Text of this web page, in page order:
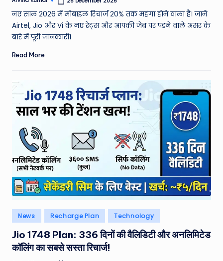
Posted
नए साल 2026 में मोबाइल रिचार्ज 20% तक महंगा होने वाला है। जानें
Airtel, Jio और Vi के नए रेट्स और आपकी जेब पर पड़ने वाले असर के
बारे में पूरी जानकारी।
Read More
Posted
in
News Recharge Plan Technology
Jio 1748 Plan: 336 दिनों की वैलिडिटी और अनलिमिटेड
कॉलिंग का सबसे सस्ता रिचार्ज!